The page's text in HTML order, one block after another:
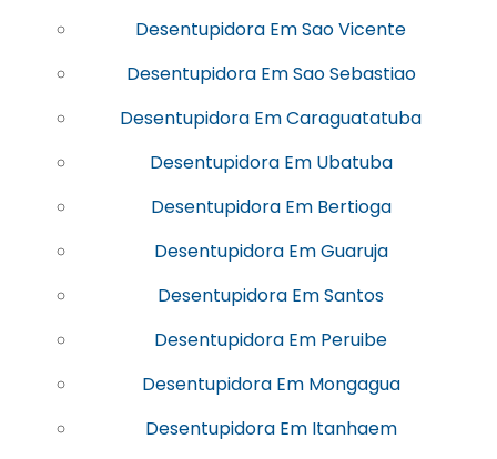
Desentupidora Em Sao Vicente
Desentupidora Em Sao Sebastiao
Desentupidora Em Caraguatatuba
Desentupidora Em Ubatuba
Desentupidora Em Bertioga
Desentupidora Em Guaruja
Desentupidora Em Santos
Desentupidora Em Peruibe
Desentupidora Em Mongagua
Desentupidora Em Itanhaem